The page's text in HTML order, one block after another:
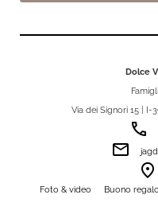
Dolce
Via dei Signori 15 | I-
phone
email
room
Foto & video
Buono regalo